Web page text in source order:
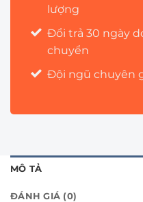
lượng
Đổi trả 30 ngày
chuyển
Đội ngũ chuyên
MÔ TẢ
ĐÁNH GIÁ (0)